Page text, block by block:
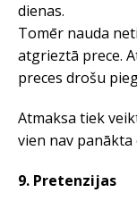
dienas.
Tomēr nauda
atgrieztā prece.
preces drošu
Atmaksa tiek
vien nav panākta
9. Pretenzijas